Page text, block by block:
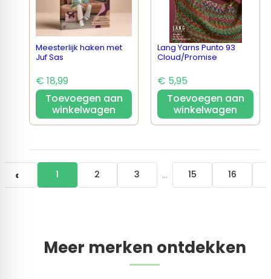
Meesterlijk haken met
Juf Sas
€ 18,99
Toevoegen aan
winkelwagen
Lang Yarns Punto 93
Cloud/Promise
€ 5,95
Toevoegen aan
winkelwagen
‹ 1 2 3 … 15 16
Meer merken ontdekken